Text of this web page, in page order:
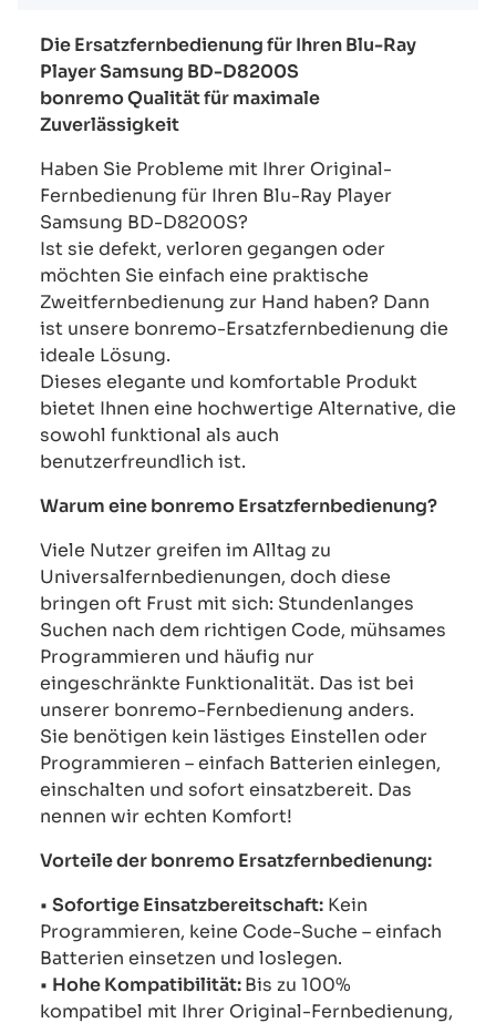
Die Ersatzfernbedienung für Ihren Blu-Ray
Player Samsung BD-D8200S
bonremo Qualität für maximale
Zuverlässigkeit
Haben Sie Probleme mit Ihrer Original-
Fernbedienung für Ihren Blu-Ray Player
Samsung BD-D8200S?
Ist sie defekt, verloren gegangen oder
möchten Sie einfach eine praktische
Zweitfernbedienung zur Hand haben? Dann
ist unsere bonremo-Ersatzfernbedienung die
ideale Lösung.
Dieses elegante und komfortable Produkt
bietet Ihnen eine hochwertige Alternative, die
sowohl funktional als auch
benutzerfreundlich ist.
Warum eine bonremo Ersatzfernbedienung?
Viele Nutzer greifen im Alltag zu
Universalfernbedienungen, doch diese
bringen oft Frust mit sich: Stundenlanges
Suchen nach dem richtigen Code, mühsames
Programmieren und häufig nur
eingeschränkte Funktionalität. Das ist bei
unserer bonremo-Fernbedienung anders.
Sie benötigen kein lästiges Einstellen oder
Programmieren – einfach Batterien einlegen,
einschalten und sofort einsatzbereit. Das
nennen wir echten Komfort!
Vorteile der bonremo Ersatzfernbedienung:
• Sofortige Einsatzbereitschaft: Kein
Programmieren, keine Code-Suche – einfach
Batterien einsetzen und loslegen.
• Hohe Kompatibilität:Bis zu 100%
kompatibel mit Ihrer Original-Fernbedienung,